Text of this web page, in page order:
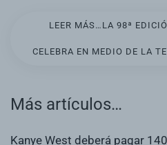
LEER MÁS…LA 98ª
CELEBRA EN MEDIO DE LA
Más artículos…
Kanye West deberá pagar